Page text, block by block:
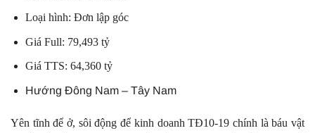
Loại hình: Đơn lập góc
Giá Full: 79,493 tỷ
Giá TTS: 64,360 tỷ
Hướng Đông Nam – Tây Nam
Yên tĩnh để ở, sôi động để kinh doanh TĐ10-19 chính là báu vật